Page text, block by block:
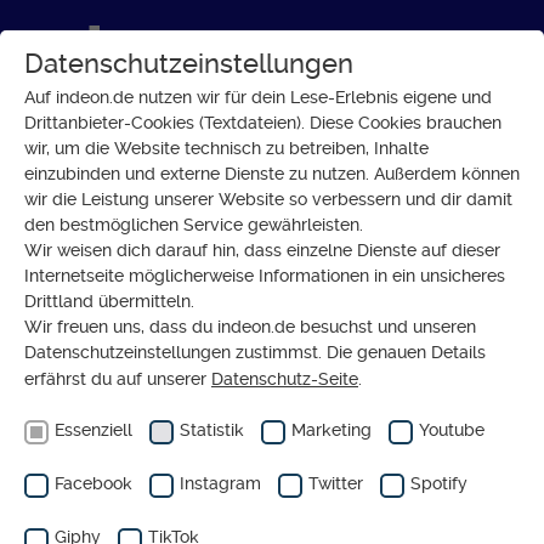
GESELLSCHAFT
Hessin und Feministin: Sophie
Frühwald
Datenschutzeinstellungen
Auf indeon.de nutzen wir für dein Lese-Erlebnis eigene und
Drittanbieter-Cookies (Textdateien). Diese Cookies brauchen
wir, um die Website technisch zu betreiben, Inhalte
einzubinden und externe Dienste zu nutzen. Außerdem können
wir die Leistung unserer Website so verbessern und dir damit
den bestmöglichen Service gewährleisten.
Wir weisen dich darauf hin, dass einzelne Dienste auf dieser
Internetseite möglicherweise Informationen in ein unsicheres
Drittland übermitteln.
Wir freuen uns, dass du indeon.de besuchst und unseren
Datenschutzeinstellungen zustimmst. Die genauen Details
erfährst du auf unserer Datenschutz-Seite
Essenziell Statistik Marketing Youtube
Facebook Instagram Twitter Spotify
Giphy TikTok